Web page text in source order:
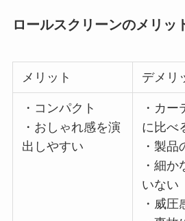
ロールスクリーンのメリッ
メリット デメリ
・コンパクト
・おしゃれ感を演
出しやすい
・カー
に比べ
・製品
・細か
いない
・威圧